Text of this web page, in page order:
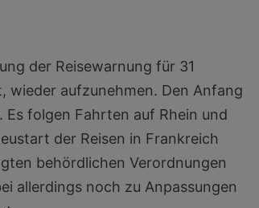
der Reisewarnung für 31
wieder aufzunehmen. Den Anfang
Es folgen Fahrten auf Rhein und
der Reisen in Frankreich
behördlichen Verordnungen
allerdings noch zu Anpassungen